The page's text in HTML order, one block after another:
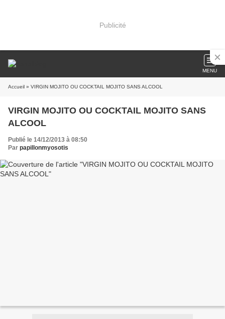
Publicité
MENU
Accueil » VIRGIN MOJITO OU COCKTAIL MOJITO SANS ALCOOL
VIRGIN MOJITO OU COCKTAIL MOJITO SANS
ALCOOL
Publié le 14/12/2013 à 08:50
Par papillonmyosotis